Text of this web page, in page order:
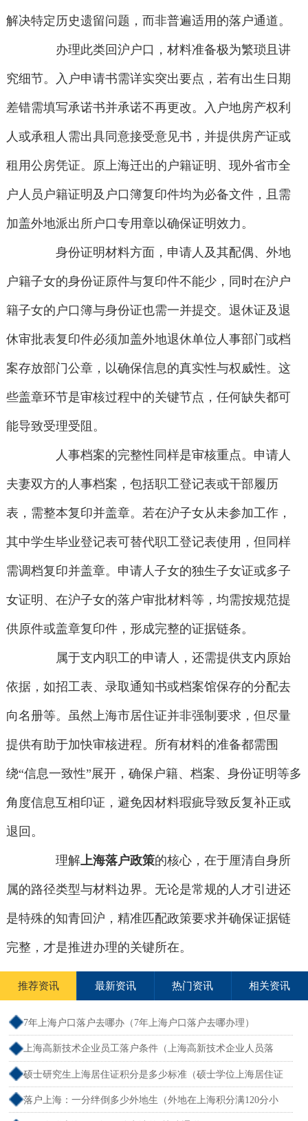
解决特定历史遗留问题，而非普遍适用的落户通道。
办理此类回沪户口，材料准备极为繁琐且讲
究细节。入户申请书需详实突出要点，若有出生日期
差错需填写承诺书并承诺不再更改。入户地房产权利
人或承租人需出具同意接受意见书，并提供房产证或
租用公房凭证。原上海迁出的户籍证明、现外省市全
户人员户籍证明及户口簿复印件均为必备文件，且需
加盖外地派出所户口专用章以确保证明效力。
身份证明材料方面，申请人及其配偶、外地
户籍子女的身份证原件与复印件不能少，同时在沪户
籍子女的户口簿与身份证也需一并提交。退休证及退
休审批表复印件必须加盖外地退休单位人事部门或档
案存放部门公章，以确保信息的真实性与权威性。这
些盖章环节是审核过程中的关键节点，任何缺失都可
能导致受理受阻。
人事档案的完整性同样是审核重点。申请人
夫妻双方的人事档案，包括职工登记表或干部履历
表，需整本复印并盖章。若在沪子女从未参加工作，
其中学生毕业登记表可替代职工登记表使用，但同样
需调档复印并盖章。申请人子女的独生子女证或多子
女证明、在沪子女的落户审批材料等，均需按规范提
供原件或盖章复印件，形成完整的证据链条。
属于支内职工的申请人，还需提供支内原始
依据，如招工表、录取通知书或档案馆保存的分配去
向名册等。虽然上海市居住证并非强制要求，但尽量
提供有助于加快审核进程。所有材料的准备都需围
绕“信息一致性”展开，确保户籍、档案、身份证明等多
角度信息互相印证，避免因材料瑕疵导致反复补正或
退回。
理解上海落户政策的核心，在于厘清自身所
属的路径类型与材料边界。无论是常规的人才引进还
是特殊的知青回沪，精准匹配政策要求并确保证据链
完整，才是推进办理的关键所在。
推荐资讯 最新资讯 热门资讯 相关资讯
7年上海户口落户去哪办（7年上海户口落户去哪办理）
上海高新技术企业员工落户条件（上海高新技术企业人员落
户）
硕士研究生上海居住证积分是多少标准（硕士学位上海居住证
积分）
落户上海：一分绊倒多少外地生（外地在上海积分满120分小